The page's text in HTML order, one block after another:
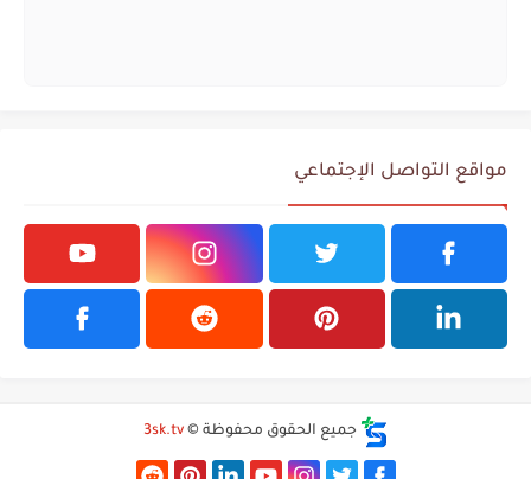
مواقع التواصل الإجتماعي
جميع الحقوق محفوظة © 3sk.tv